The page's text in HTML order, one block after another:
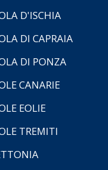
D'ISCHIA
DI CAPRAIA
DI PONZA
CANARIE
EOLIE
TREMITI